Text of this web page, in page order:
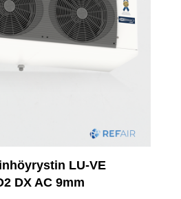
LU-VE
DX AC 9mm